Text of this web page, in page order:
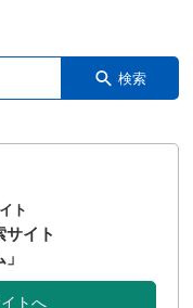
検索
ト
サイト
トへ